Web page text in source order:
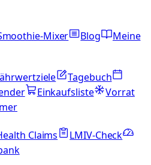
Mixer Blog
Meine
Tagebuch
Einkaufsliste
Vorrat
Claims
LMIV-Check